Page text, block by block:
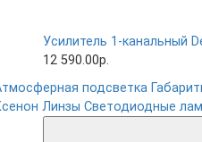
Усилитель 1-канальный
12 590.00р.
подсветка
Линзы Светодиодные